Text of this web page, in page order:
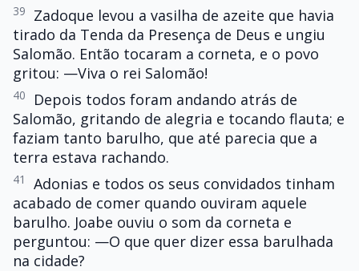
39
Zadoque levou a vasilha de azeite que havia
tirado da Tenda da Presença de Deus e ungiu
Salomão. Então tocaram a corneta, e o povo
gritou: —Viva o rei Salomão!
40
Depois todos foram andando atrás de
Salomão, gritando de alegria e tocando flauta; e
faziam tanto barulho, que até parecia que a
terra estava rachando.
41
Adonias e todos os seus convidados tinham
acabado de comer quando ouviram aquele
barulho. Joabe ouviu o som da corneta e
perguntou: —O que quer dizer essa barulhada
na cidade?